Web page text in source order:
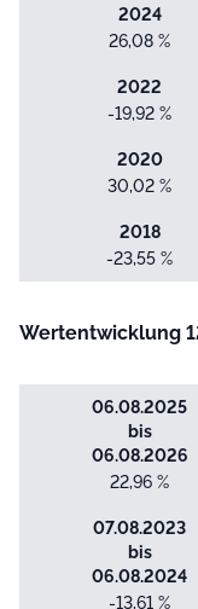
2024
26,08 %
2022
-19,92 %
2020
30,02 %
2018
-23,55 %
Wertentwicklung
06.08.2025
bis
06.08.2026
22,96 %
07.08.2023
bis
06.08.2024
-13,61 %